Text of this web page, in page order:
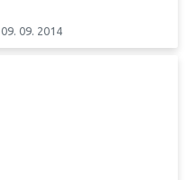
09. 09. 2014